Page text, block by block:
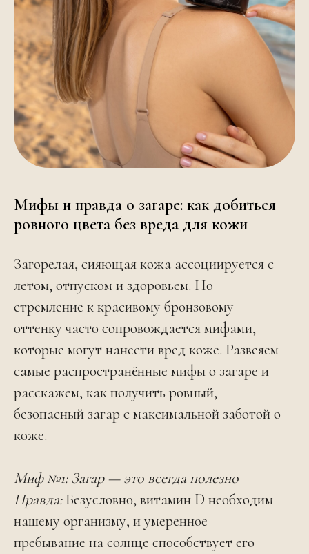
Мифы и правда о загаре: как добиться
ровного цвета без вреда для кожи
Загорелая, сияющая кожа ассоциируется с
летом, отпуском и здоровьем. Но
стремление к красивому бронзовому
оттенку часто сопровождается мифами,
которые могут нанести вред коже. Развеяем
самые распространённые мифы о загаре и
расскажем, как получить ровный,
безопасный загар с максимальной заботой о
коже.
Миф №1: Загар — это всегда полезно
Правда:Безусловно, витамин D необходим
нашему организму, и умеренное
пребывание на солнце способствует его